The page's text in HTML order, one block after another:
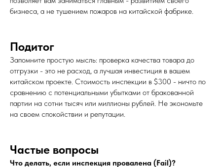
бизнеса, а не тушением пожаров на китайской фабрике.
Подитог
Запомните простую мысль: проверка качества товара до
отгрузки - это не расход, а лучшая инвестиция в вашем
китайском проекте. Стоимость инспекции в $300 - ничто по
сравнению с потенциальными убытками от бракованной
партии на сотни тысяч или миллионы рублей. Не экономьте
на своем спокойствии и репутации.
Частые вопросы
Что делать, если инспекция провалена (Fail)?